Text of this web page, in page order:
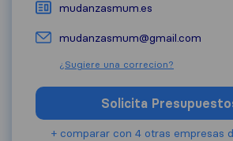
mudanzasmum.es
mudanzasmum@gmail.com
¿Sugiere una correcion?
Solicita
+ comparar con 4 otras empresas